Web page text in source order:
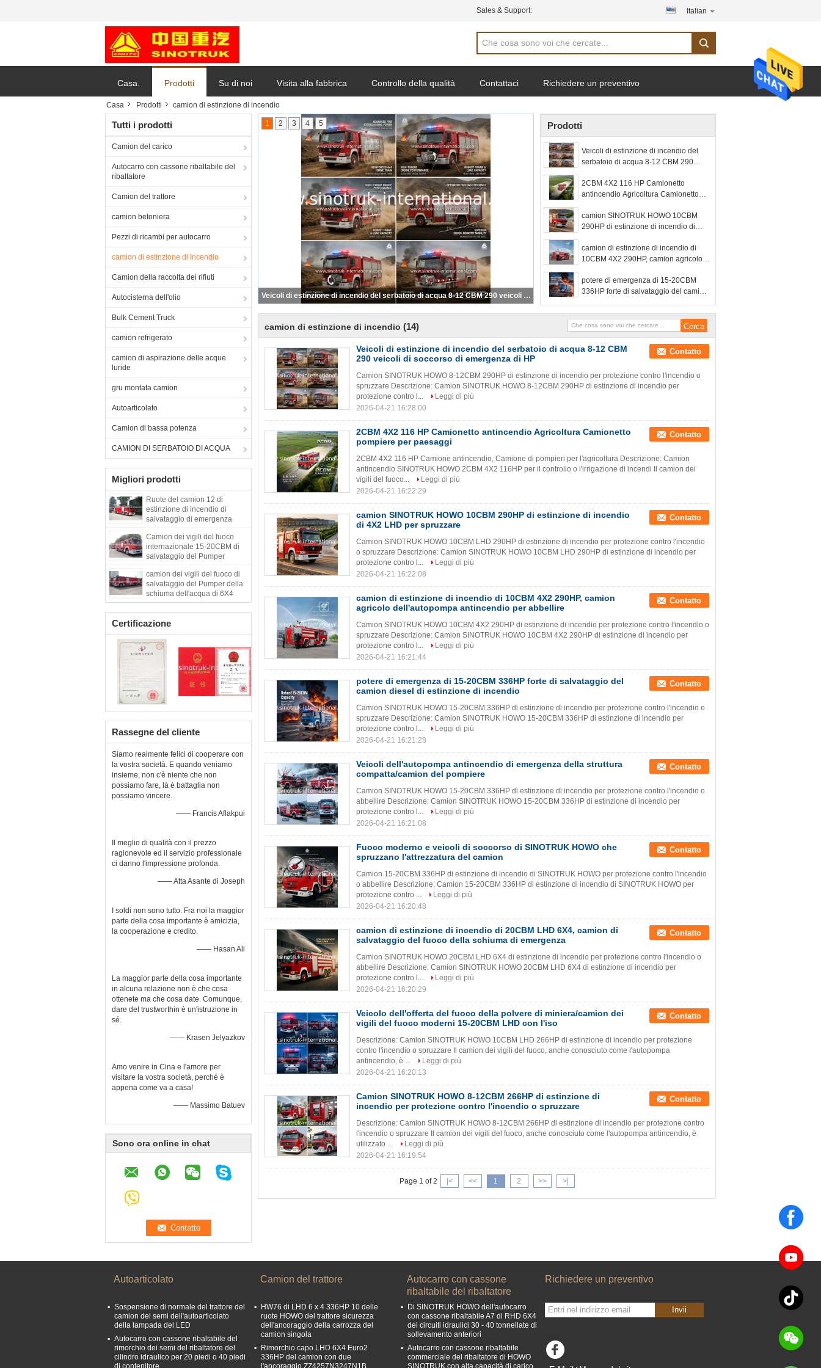
Sales & Support: Italian
Casa. Prodotti Su di noi Visita alla fabbrica Controllo della qualità Contattaci Richiedere un preventivo
Casa Prodotti camion di estinzione di incendio
Tutti i prodotti
Camion del carico
Autocarro con cassone ribaltabile del
ribaltatore
Camion del trattore
camion betoniera
Pezzi di ricambi per autocarro
camion di estinzione di incendio
Camion della raccolta dei rifiuti
Autocisterna dell'olio
Bulk Cement Truck
camion refrigerato
camion di aspirazione delle acque
luride
gru montata camion
Autoarticolato
Camion di bassa potenza
CAMION DI SERBATOIO DI ACQUA
Migliori prodotti
Ruote del camion 12 di
estinzione di incendio di
salvataggio di emergenza
Camion dei vigili del fuoco
internazionale 15-20CBM di
salvataggio del Pumper
camion dei vigili del fuoco di
salvataggio del Pumper della
schiuma dell'acqua di 6X4
LHD
Certificazione
Rassegne del cliente
Siamo realmente felici di cooperare con
la vostra società. E quando veniamo
insieme, non c'è niente che non
possiamo fare, là è battaglia non
possiamo vincere.
—— Francis Aflakpui
Il meglio di qualità con il prezzo
ragionevole ed il servizio professionale
ci danno l'impressione profonda.
—— Atta Asante di Joseph
I soldi non sono tutto. Fra noi la maggior
parte della cosa importante è amicizia,
la cooperazione e credito.
—— Hasan Ali
La maggior parte della cosa importante
in alcuna relazione non è che cosa
ottenete ma che cosa date. Comunque,
dare del trustworthin è un'istruzione in
sé.
—— Krasen Jelyazkov
Amo venire in Cina e l'amore per
visitare la vostra società, perché è
appena come va a casa!
—— Massimo Batuev
Sono ora online in chat
Veicoli di estinzione di incendio del serbatoio di acqua 8-12 CBM 290 veicoli di soccorso di emergenza di HP
1 2 3 4 5 Prodotti
Veicoli di estinzione di incendio del
serbatoio di acqua 8-12 CBM 290
HP
2CBM 4X2 116 HP Camionetto
antincendio Agricoltura Camionetto
camion SINOTRUK HOWO 10CBM
290HP di estinzione di incendio di
camion di estinzione di incendio di
10CBM 4X2 290HP, camion agricolo
abbellire
potere di emergenza di 15-20CBM
336HP forte di salvataggio del camion
camion di estinzione di incendio (14)
Veicoli di estinzione di incendio del serbatoio di acqua 8-12 CBM
290 veicoli di soccorso di emergenza di HP
Contatto
Camion SINOTRUK HOWO 8-12CBM 290HP di estinzione di incendio per protezione contro l'incendio o
spruzzare Descrizione: Camion SINOTRUK HOWO 8-12CBM 290HP di estinzione di incendio per
protezione contro l...
Leggi di più
2026-04-21 16:28:00
2CBM 4X2 116 HP Camionetto antincendio Agricoltura Camionetto
pompiere per paesaggi
Contatto
2CBM 4X2 116 HP Camione antincendio, Camione di pompieri per l'agricoltura Descrizione: Camion
antincendio SINOTRUK HOWO 2CBM 4X2 116HP per il controllo o l'irrigazione di incendi Il camion dei
vigili del fuoco...
Leggi di più
2026-04-21 16:22:29
camion SINOTRUK HOWO 10CBM 290HP di estinzione di incendio
di 4X2 LHD per spruzzare
Contatto
Camion SINOTRUK HOWO 10CBM LHD 290HP di estinzione di incendio per protezione contro l'incendio
o spruzzare Descrizione: Camion SINOTRUK HOWO 10CBM LHD 290HP di estinzione di incendio per
protezione contro l...
Leggi di più
2026-04-21 16:22:08
camion di estinzione di incendio di 10CBM 4X2 290HP, camion
agricolo dell'autopompa antincendio per abbellire
Contatto
Camion SINOTRUK HOWO 10CBM 4X2 290HP di estinzione di incendio per protezione contro l'incendio o
spruzzare Descrizione: Camion SINOTRUK HOWO 10CBM 4X2 290HP di estinzione di incendio per
protezione contro l...
Leggi di più
2026-04-21 16:21:44
potere di emergenza di 15-20CBM 336HP forte di salvataggio del
camion diesel di estinzione di incendio
Contatto
Camion SINOTRUK HOWO 15-20CBM 336HP di estinzione di incendio per protezione contro l'incendio o
spruzzare Descrizione: Camion SINOTRUK HOWO 15-20CBM 336HP di estinzione di incendio per
protezione contro l...
Leggi di più
2026-04-21 16:21:28
Veicoli dell'autopompa antincendio di emergenza della struttura
compatta/camion del pompiere
Contatto
Camion SINOTRUK HOWO 15-20CBM 336HP di estinzione di incendio per protezione contro l'incendio o
abbellire Descrizione: Camion SINOTRUK HOWO 15-20CBM 336HP di estinzione di incendio per
protezione contro l...
Leggi di più
2026-04-21 16:21:08
Fuoco moderno e veicoli di soccorso di SINOTRUK HOWO che
spruzzano l'attrezzatura del camion
Contatto
Camion 15-20CBM 336HP di estinzione di incendio di SINOTRUK HOWO per protezione contro l'incendio
o abbellire Descrizione: Camion 15-20CBM 336HP di estinzione di incendio di SINOTRUK HOWO per
protezione contro ...
Leggi di più
2026-04-21 16:20:48
camion di estinzione di incendio di 20CBM LHD 6X4, camion di
salvataggio del fuoco della schiuma di emergenza
Contatto
Camion SINOTRUK HOWO 20CBM LHD 6X4 di estinzione di incendio per protezione contro l'incendio o
abbellire Descrizione: Camion SINOTRUK HOWO 20CBM LHD 6X4 di estinzione di incendio per
protezione contro l...
Leggi di più
2026-04-21 16:20:29
Veicolo dell'offerta del fuoco della polvere di miniera/camion dei
vigili del fuoco moderni 15-20CBM LHD con l'iso
Contatto
Descrizione: Camion SINOTRUK HOWO 10CBM LHD 266HP di estinzione di incendio per protezione
contro l'incendio o spruzzare Il camion dei vigili del fuoco, anche conosciuto come l'autopompa
antincendio, è ...
Leggi di più
2026-04-21 16:20:13
Camion SINOTRUK HOWO 8-12CBM 266HP di estinzione di
incendio per protezione contro l'incendio o spruzzare
Contatto
Descrizione: Camion SINOTRUK HOWO 8-12CBM 266HP di estinzione di incendio per protezione contro
l'incendio o spruzzare Il camion dei vigili del fuoco, anche conosciuto come l'autopompa antincendio, è
utilizzato ...
Leggi di più
2026-04-21 16:19:54
Page 1 of 2 |< << 1 2 >> >|
Autoarticolato
Sospensione di normale del trattore del
camion dei semi dell'autoarticolato
della lampada del LED
Autocarro con cassone ribaltabile del
rimorchio dei semi del ribaltatore del
cilindro idraulico per 20 piedi o 40 piedi
di contenitore
Camion del trattore
HW76 di LHD 6 x 4 336HP 10 delle
ruote HOWO del trattore sicurezza
dell'ancoraggio della carrozza del
camion singola
Rimorchio capo LHD 6X4 Euro2
336HP del camion con due
l'ancoraggio ZZ4257N3247N1B
Autocarro con cassone
ribaltabile del ribaltatore
Di SINOTRUK HOWO dell'autocarro
con cassone ribaltabile A7 di RHD 6X4
dei circuiti idraulici 30 - 40 tonnellate di
sollevamento anteriori
Autocarro con cassone ribaltabile
commerciale del ribaltatore di HOWO
SINOTRUK con alta capacità di carico
Richiedere un preventivo
Invii